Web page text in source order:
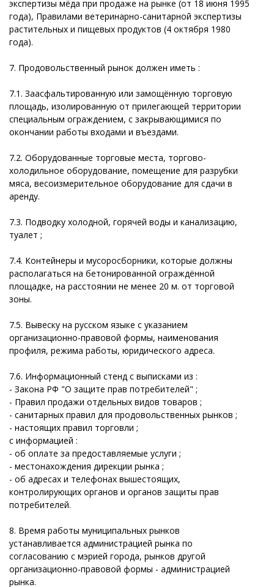
экспертизы мёда при продаже на рынке (от 18 июня 1995
года), Правилами ветеринарно-санитарной экспертизы
растительных и пищевых продуктов (4 октября 1980
года).
7. Продовольственный рынок должен иметь :
7.1. Заасфальтированную или замощённую торговую
площадь, изолированную от прилегающей территории
специальным ограждением, с закрывающимися по
окончании работы входами и въездами.
7.2. Оборудованные торговые места, торгово-
холодильное оборудование, помещение для разрубки
мяса, весоизмерительное оборудование для сдачи в
аренду.
7.3. Подводку холодной, горячей воды и канализацию,
туалет ;
7.4. Контейнеры и мусоросборники, которые должны
располагаться на бетонированной ограждённой
площадке, на расстоянии не менее 20 м. от торговой
зоны.
7.5. Вывеску на русском языке с указанием
организационно-правовой формы, наименования
профиля, режима работы, юридического адреса.
7.6. Информационный стенд с выписками из :
- Закона РФ "О защите прав потребителей" ;
- Правил продажи отдельных видов товаров ;
- санитарных правил для продовольственных рынков ;
- настоящих правил торговли ;
с информацией :
- об оплате за предоставляемые услуги ;
- местонахождения дирекции рынка ;
- об адресах и телефонах вышестоящих,
контролирующих органов и органов защиты прав
потребителей.
8. Время работы муниципальных рынков
устанавливается администрацией рынка по
согласованию с мэрией города, рынков другой
организационно-правовой формы - администрацией
рынка.